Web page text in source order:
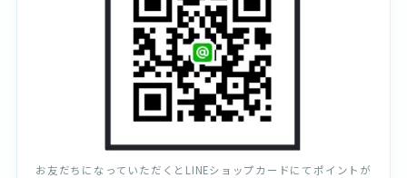
お友だちになっていただくとLINEショップカードにてポイントが